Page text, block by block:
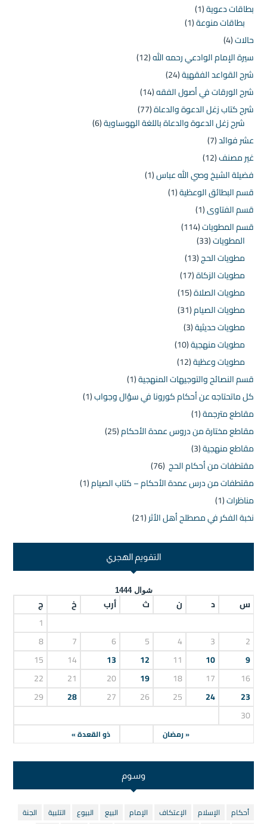
بطاقات دعوية(1)
بطاقات منوعة(1)
حالات(4)
سيرة الإمام الوادعي رحمه الله(12)
شرح القواعد الفقهية(24)
شرح الورقات في أصول الفقه(14)
شرح كتاب زغل الدعوة والدعاة(77)
شرح زغل الدعوة والدعاة باللغة الهوساوية(6)
عشر فوائد(7)
غير مصنف(12)
فضيلة الشيخ وصي الله عباس(1)
قسم البطائق الوعظية(1)
قسم الفتاوى(1)
قسم المطويات(114)
المطويات(33)
مطويات الحج(13)
مطويات الزكاة(17)
مطويات الصلاة(15)
مطويات الصيام(31)
مطويات حديثية(3)
مطويات منهجية(10)
مطويات وعظية(12)
قسم النصائح والتوجيهات المنهجية(1)
كل ماتحتاجه عن أحكام كورونا في سؤال وجواب(1)
مقاطع مترجمة(1)
مقاطع مختارة من دروس عمدة الأحكام(25)
مقاطع منهجية(3)
مقتطفات من أحكام الحج (76)
مقتطفات من درس عمدة الأحكام – كتاب الصيام(1)
مناظرات(1)
نخبة الفكر في مصطلح أهل الأثر(21)
التقويم الهجري
شوال 1444
س د ن ث أرب خ ج
« رمضان ذو القعدة »
1
2
3
4
5
6
7
8
9
10
11
12
13
14
15
16
17
18
19
20
21
22
23
24
25
26
27
28
29
30
وسوم
أحكام الإسلام الإعتكاف الإمام البيع البيوع التلبية
الجنة